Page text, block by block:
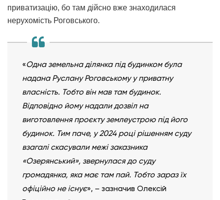
приватизацію, бо там дійсно вже знаходилася
нерухомість Роговського.
«Одна земельна ділянка під будинком була
надана Руслану Роговському у приватну
власність. Тобто він мав там будинок.
Відповідно йому надали дозвіл на
виготовлення проєкту землеустрою під його
будинок. Тим паче, у 2024 році рішенням суду
взагалі скасували межі заказника
«Озерянський», звернулася до суду
громадянка, яка має там пай. Тобто зараз їх
офіційно не існує», – зазначив Олексій